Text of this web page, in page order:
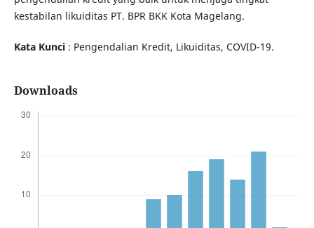
kestabilan likuiditas PT. BPR BKK Kota Magelang.
Kata Kunci: Pengendalian Kredit, Likuiditas, COVID-19.
Downloads